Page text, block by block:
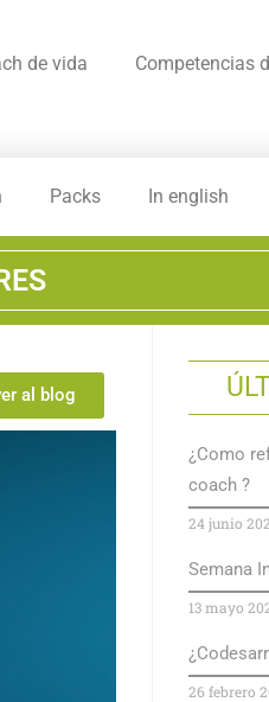
de vida Competencias
Packs In english
al blog
¿Como
coach ?
24 junio
Semana
13 mayo
26 febrero